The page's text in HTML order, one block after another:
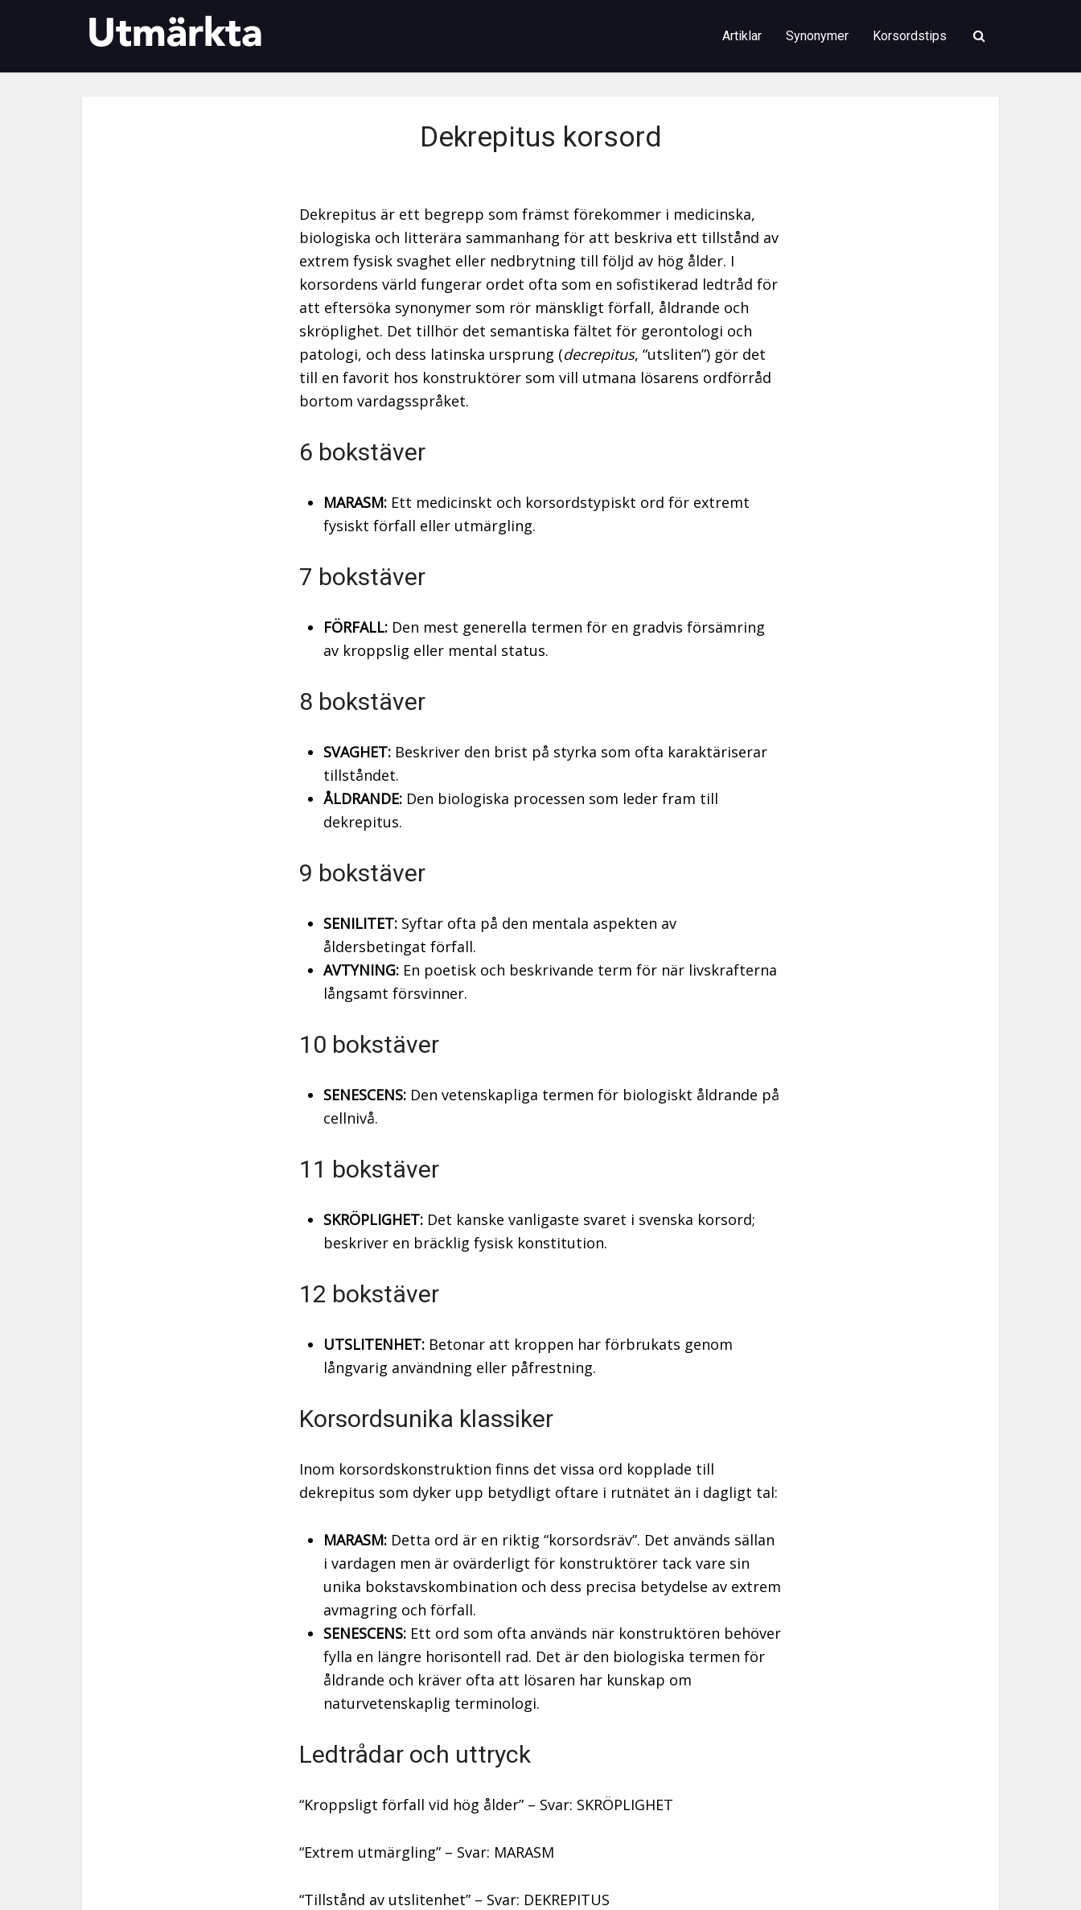
Artiklar Synonymer Korsordstips
Dekrepitus korsord
Dekrepitus är ett begrepp som främst förekommer i medicinska,
biologiska och litterära sammanhang för att beskriva ett tillstånd av
extrem fysisk svaghet eller nedbrytning till följd av hög ålder. I
korsordens värld fungerar ordet ofta som en sofistikerad ledtråd för
att eftersöka synonymer som rör mänskligt förfall, åldrande och
skröplighet. Det tillhör det semantiska fältet för gerontologi och
patologi, och dess latinska ursprung (decrepitus, “utsliten”) gör det
till en favorit hos konstruktörer som vill utmana lösarens ordförråd
bortom vardagsspråket.
6 bokstäver
MARASM: Ett medicinskt och korsordstypiskt ord för extremt
fysiskt förfall eller utmärgling.
7 bokstäver
FÖRFALL: Den mest generella termen för en gradvis försämring
av kroppslig eller mental status.
8 bokstäver
SVAGHET: Beskriver den brist på styrka som ofta karaktäriserar
tillståndet.
ÅLDRANDE: Den biologiska processen som leder fram till
dekrepitus.
9 bokstäver
SENILITET: Syftar ofta på den mentala aspekten av
åldersbetingat förfall.
AVTYNING: En poetisk och beskrivande term för när livskrafterna
långsamt försvinner.
10 bokstäver
SENESCENS: Den vetenskapliga termen för biologiskt åldrande på
cellnivå.
11 bokstäver
SKRÖPLIGHET: Det kanske vanligaste svaret i svenska korsord;
beskriver en bräcklig fysisk konstitution.
12 bokstäver
UTSLITENHET: Betonar att kroppen har förbrukats genom
långvarig användning eller påfrestning.
Korsordsunika klassiker
Inom korsordskonstruktion finns det vissa ord kopplade till
dekrepitus som dyker upp betydligt oftare i rutnätet än i dagligt tal:
MARASM: Detta ord är en riktig “korsordsräv”. Det används sällan
i vardagen men är ovärderligt för konstruktörer tack vare sin
unika bokstavskombination och dess precisa betydelse av extrem
avmagring och förfall.
SENESCENS: Ett ord som ofta används när konstruktören behöver
fylla en längre horisontell rad. Det är den biologiska termen för
åldrande och kräver ofta att lösaren har kunskap om
naturvetenskaplig terminologi.
Ledtrådar och uttryck
“Kroppsligt förfall vid hög ålder” – Svar: SKRÖPLIGHET
“Extrem utmärgling” – Svar: MARASM
“Tillstånd av utslitenhet” – Svar: DEKREPITUS